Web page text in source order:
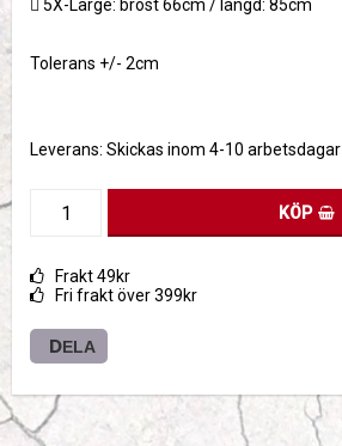
 5X-Large: bröst 66cm / längd: 85cm
Tolerans +/- 2cm
Leverans: Skickas inom 4-10 arbetsdagar
KÖP
Frakt 49kr
Fri frakt över 399kr
DELA